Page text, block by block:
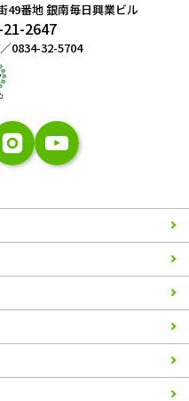
49番地銀南毎日興業ビル
2647
0834-32-5704